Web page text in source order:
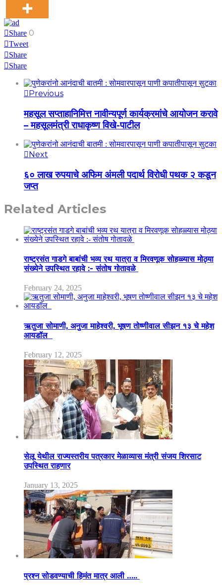
Share 0
Tweet
Share
Share
Previous
महसूल सप्ताहानिमित्त नावीन्यपूर्ण कार्यक्रमांचे आयोजन करावे
– महसूलमंत्री राधाकृष्ण विखे-पाटील
Next
६० लाख रुपयाचे अफिम अंमली पदार्थ विरोधी पथक २ कडून
जप्त
Related Articles
राष्ट्रसंत गाडगे बाबांची भव्य रथ यात्रा व मिरवणूक सोहळ्यास मोठ्या
संख्येने उपस्थित रहावे :- संतोष गोतावळे
February 24, 2025
ऋतुजा सोमाणी, अनुजा माहेश्वरी, भूषण तोष्णीवाल सीझन १३ चे महेश
आयडॉल
February 12, 2025
सेलू येथील राज्यस्तरीय पत्रकार मेळाव्यास मंत्री संजय शिरसाट
उपस्थित राहणार
January 13, 2025
प्रश्न सोडवण्याची हिमंत मात्र आली …..